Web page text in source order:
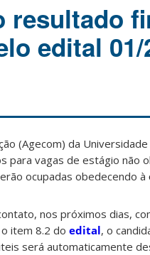
resultado
edital
(Agecom) da
para vagas de estágio não
ocupadas obedecendo à
nos próximos dias,
item 8.2 do edital, o
será automaticamente